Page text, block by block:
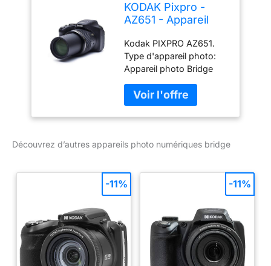
KODAK Pixpro -
AZ651 - Appareil
Numérique 20
Mpixels - Noir
Kodak PIXPRO AZ651.
Type d'appareil photo:
Appareil photo Bridge
Taille du capteur d'image:
1/2.3" Type de capteur:
BSI CMOS Résolution
x 3888 pixels. La
3200.
Découvrez d’autres appareils photo numériques bridge
-11% -11%